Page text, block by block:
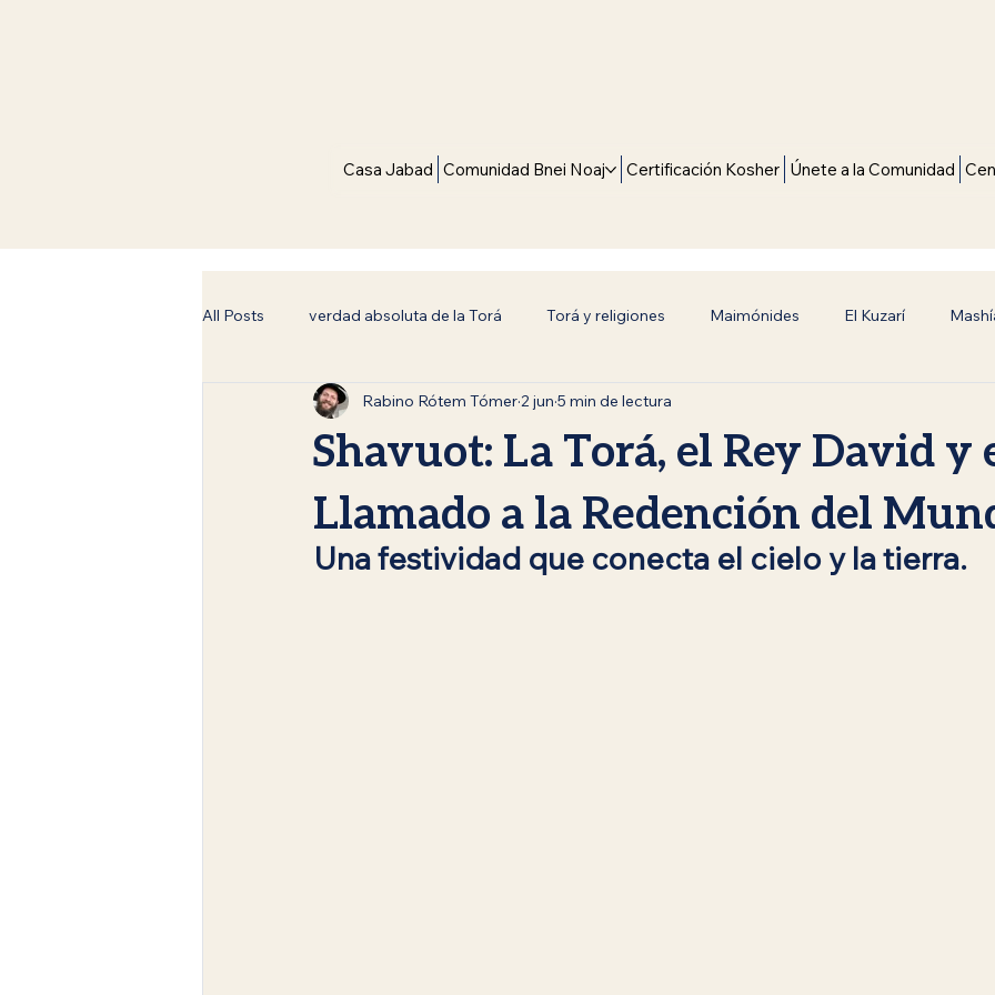
Casa Jabad Comunidad Bnei Noaj Certificación Kosher Únete a la Comunidad
All Posts verdad absoluta de la Torá Torá y religiones Maimónides El Kuzarí
Filosofía y Judaísmo Espiritualidad Universal Bnei Noaj (Hijos de Noaj)
Inspiración y Fe Siete Leyes Universales Historia y Tradición Superación Espiritual
Era mesiánica Jabad Lubavitch
Shavuot: La Torá, el Rey David y
Llamado a la Redención del
Rabino Rótem Tómer2 jun 5 min de lectura
Una festividad que conecta el cielo y la tierra.